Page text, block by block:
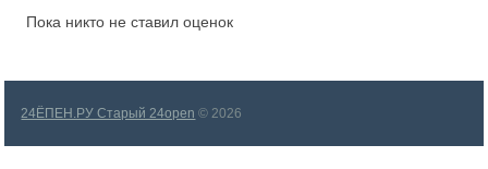
Пока никто не ставил оценок
24ЁПЕН.РУ Старый 24open © 2026